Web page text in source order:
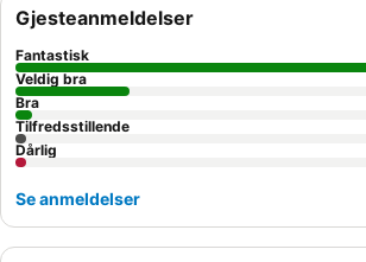
Gjesteanmeldelser
Fantastisk
Veldig bra
Bra
Tilfredsstillende
Dårlig
Se anmeldelser